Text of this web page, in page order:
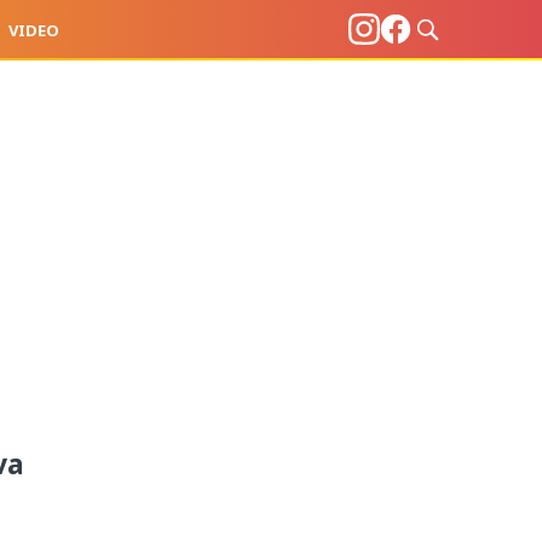
VIDEO